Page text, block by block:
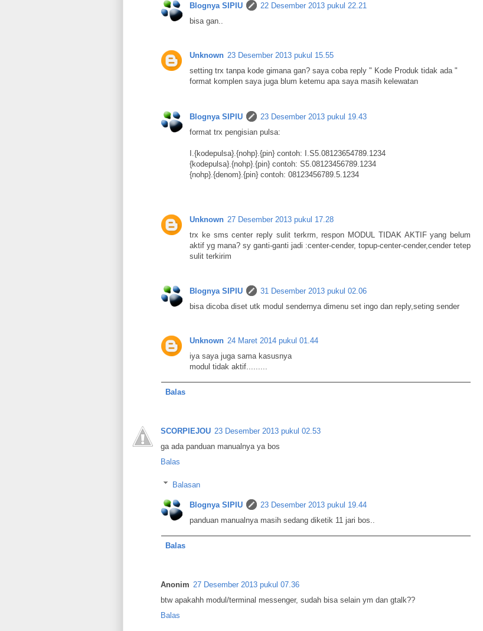
Blognya SIPIU
22 Desember 2013 pukul 22.21
bisa gan..
Unknown 23 Desember 2013 pukul 15.55
setting trx tanpa kode gimana gan? saya coba reply " Kode Produk tidak ada "
format komplen saya juga blum ketemu apa saya masih kelewatan
Blognya SIPIU
23 Desember 2013 pukul 19.43
format trx pengisian pulsa:
I.{kodepulsa}.{nohp}.{pin} contoh: I.S5.08123654789.1234
{kodepulsa}.{nohp}.{pin} contoh: S5.08123456789.1234
{nohp}.{denom}.{pin} contoh: 08123456789.5.1234
Unknown 27 Desember 2013 pukul 17.28
trx ke sms center reply sulit terkrm, respon MODUL TIDAK AKTIF yang belum
aktif yg mana? sy ganti-ganti jadi :center-cender, topup-center-cender,cender tetep
sulit terkirim
Blognya SIPIU
31 Desember 2013 pukul 02.06
bisa dicoba diset utk modul sendernya dimenu set ingo dan reply,seting sender
Unknown 24 Maret 2014 pukul 01.44
iya saya juga sama kasusnya
modul tidak aktif.........
Balas
SCORPIEJOU 23 Desember 2013 pukul 02.53
ga ada panduan manualnya ya bos
Balas
Balasan
Blognya SIPIU
23 Desember 2013 pukul 19.44
panduan manualnya masih sedang diketik 11 jari bos..
Balas
Anonim 27 Desember 2013 pukul 07.36
btw apakahh modul/terminal messenger, sudah bisa selain ym dan gtalk??
Balas